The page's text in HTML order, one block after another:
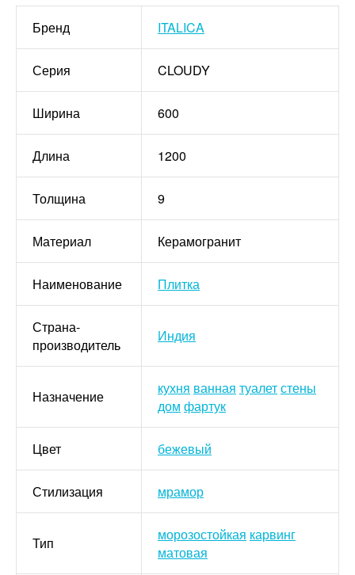
Бренд ITALICA
Серия CLOUDY
Ширина 600
Длина 1200
Толщина 9
Материал Керамогранит
Наименование Плитка
Страна-
производитель
Индия
Назначение кухня ванная туалетстены
дом фартук
Цвет бежевый
Стилизация мрамор
Тип морозостойкая карвинг
матовая